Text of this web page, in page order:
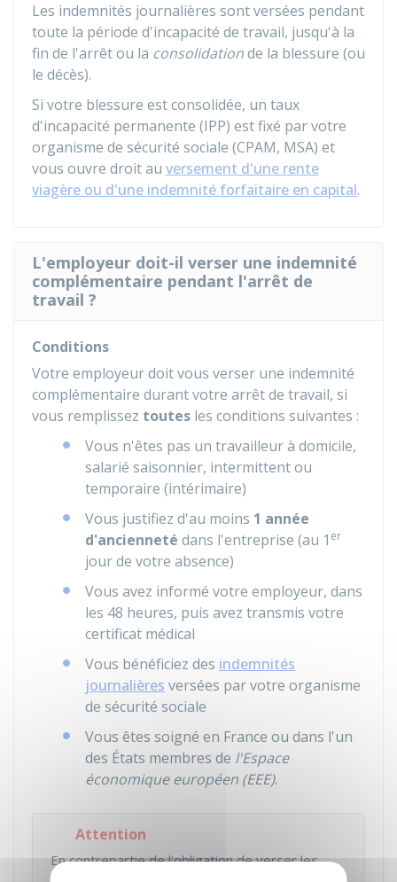
Les indemnités journalières sont versées pendant
toute la période d'incapacité de travail, jusqu'à la
fin de l'arrêt ou la consolidationde la blessure (ou
le décès).
Si votre blessure est consolidée, un taux
d'incapacité permanente (IPP) est fixé par votre
organisme de sécurité sociale (CPAM, MSA) et
vous ouvre droit au versement d'une rente
viagère ou d'une indemnité forfaitaire en capital.
L'employeur doit-il verser une indemnité
complémentaire pendant l'arrêt de
travail ?
Conditions
Votre employeur doit vous verser une indemnité
complémentaire durant votre arrêt de travail, si
vous remplissez toutes les conditions suivantes :
Vous n'êtes pas un travailleur à domicile,
salarié saisonnier, intermittent ou
temporaire (intérimaire)
Vous justifiez d'au moins 1 année
d'ancienneté dans l'entreprise (au 1 er
jour de votre absence)
Vous avez informé votre employeur, dans
les 48 heures, puis avez transmis votre
certificat médical
Vous bénéficiez des indemnités
journalières versées par votre organisme
de sécurité sociale
Vous êtes soigné en France ou dans l'un
des États membres de l'Espace
économique européen (EEE).
Attention
En contrepartie de l'obligation de verser les